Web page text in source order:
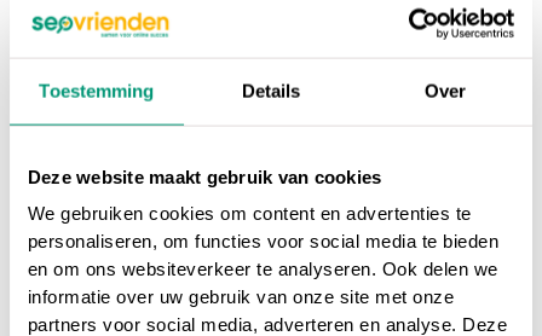
Toestemming Details Over
Deze website maakt gebruik van cookies
We gebruiken cookies om content en advertenties te
personaliseren, om functies voor social media te bieden
en om ons websiteverkeer te analyseren. Ook delen we
informatie over uw gebruik van onze site met onze
partners voor social media, adverteren en analyse. Deze
ga terug naar onsonline marketing
woordenboek.
Heb je nog vragen overGoogle Webmaster
Tools, neem dan gerust contact met ons op.